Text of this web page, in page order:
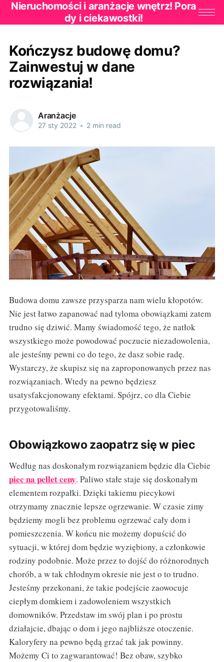
Nieruchomości i aranżacje wnętrz! Pora
dy i ciekawostki!
Kończysz budowę domu?
Zainwestuj w dane
rozwiązania!
Aranżacje
27 sty 2022 • 2 min read
Budowa domu zawsze przysparza nam wielu kłopotów.
Nie jest łatwo zapanować nad tyloma obowiązkami zatem
trudno się dziwić. Mamy świadomość tego, że natłok
wszystkiego może powodować poczucie niezadowolenia,
ale jesteśmy pewni co do tego, że dasz sobie radę.
Wystarczy, że skupisz się na zaproponowanych przez nas
rozwiązaniach. Wtedy na pewno będziesz
usatysfakcjonowany efektami. Spójrz, co dla Ciebie
przygotowaliśmy.
Obowiązkowo zaopatrz się w piec
Według nas doskonałym rozwiązaniem będzie dla Ciebie
piec na pellet ceny. Paliwo stałe staje się doskonałym
elementem rozpałki. Dzięki takiemu piecykowi
otrzymamy znacznie lepsze ogrzewanie. W czasie zimy
będziemy mogli bez problemu ogrzewać cały dom i
pomieszczenia. W końcu nie możemy dopuścić do
sytuacji, w której dom będzie wyziębiony, a członkowie
rodziny podobnie. Może przez to dojść do różnorodnych
chorób, a w tak chłodnym okresie nie jest o to trudno.
Jesteśmy przekonani, że takie podejście zaowocuje
ciepłym domkiem i zadowoleniem wszystkich
domowników. Przedstaw im swój plan i po prostu
działajcie, dbając o dom i jego najbliższe otoczenie.
Kaloryfery na pewno będą grzać tak jak powinny.
Możemy Ci to zagwarantować! Bez obaw, szybko